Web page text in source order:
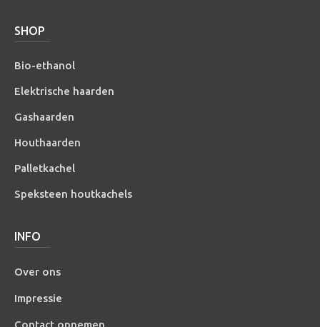
SHOP
Bio-ethanol
Elektrische haarden
Gashaarden
Houthaarden
Palletkachel
Speksteen houtkachels
INFO
Over ons
Impressie
Contact opnemen